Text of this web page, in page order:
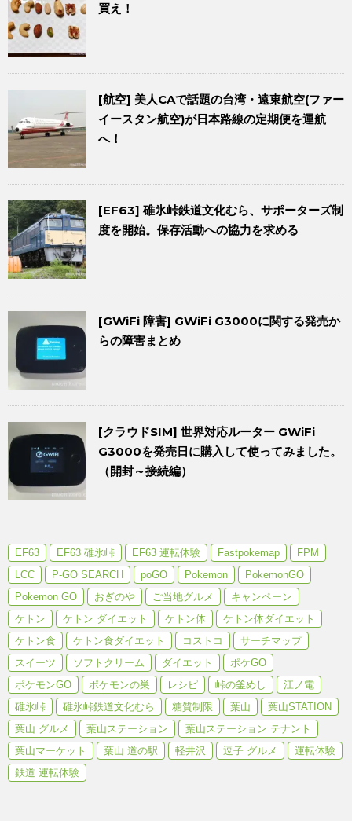
買え！
[航空] 美人CAで話題の台湾・遠東航空(ファー
イースタン航空)が日本路線の定期便を運航
へ！
[EF63] 碓氷峠鉄道文化むら、サポーターズ制
度を開始。保存活動への協力を求める
[GWiFi 障害] GWiFi G3000に関する発売か
らの障害まとめ
[クラウドSIM] 世界対応ルーター GWiFi
G3000を発売日に購入して使ってみました。
（開封～接続編）
EF63 EF63 碓氷峠 EF63 運転体験 Fastpokemap
FPM
LCC
P-GO SEARCH poGO Pokemon
PokemonGO
Pokemon GO
おぎのや ご当地グルメ
キャンペーン
ケトン
ケトン ダイエット ケトン体
ケトン体ダイエット
ケトン食
ケトン食ダイエット コストコ
サーチマップ
スイーツ
ソフトクリーム ダイエット
ポケGO
ポケモンGO
ポケモンの巣 レシピ 峠の釜めし
江ノ電
碓氷峠
碓氷峠鉄道文化むら 糖質制限 葉山
葉山STATION
葉山 グルメ
葉山ステーション
葉山ステーション テナント
葉山マーケット
葉山 道の駅 軽井沢 逗子 グルメ
運転体験
鉄道 運転体験